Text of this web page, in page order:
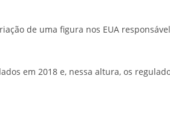
de uma figura nos EUA
em 2018 e, nessa altura, os